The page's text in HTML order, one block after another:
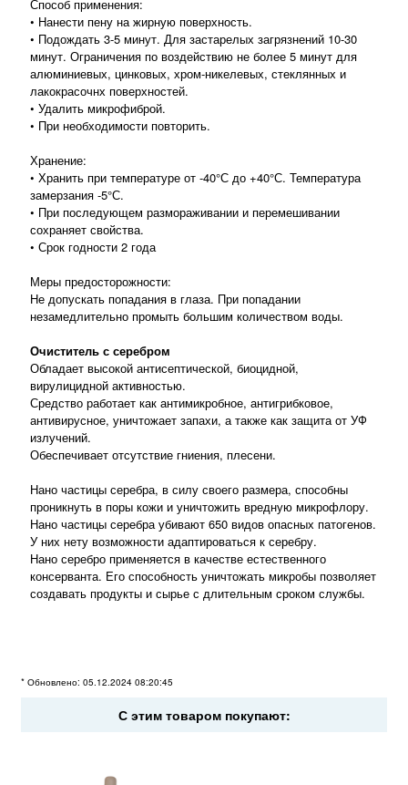
Способ применения:
• Нанести пену на жирную поверхность.
• Подождать 3-5 минут. Для застарелых загрязнений 10-30
минут. Ограничения по воздействию не более 5 минут для
алюминиевых, цинковых, хром-никелевых, стеклянных и
лакокрасочнх поверхностей.
• Удалить микрофиброй.
• При необходимости повторить.
Хранение:
• Хранить при температуре от -40°С до +40°С. Температура
замерзания -5°С.
• При последующем размораживании и перемешивании
сохраняет свойства.
• Срок годности 2 года
Меры предосторожности:
Не допускать попадания в глаза. При попадании
незамедлительно промыть большим количеством воды.
Очиститель с серебром
Обладает высокой антисептической, биоцидной,
вирулицидной активностью.
Средство работает как антимикробное, антигрибковое,
антивирусное, уничтожает запахи, а также как защита от УФ
излучений.
Обеспечивает отсутствие гниения, плесени.
Нано частицы серебра, в силу своего размера, способны
проникнуть в поры кожи и уничтожить вредную микрофлору.
Нано частицы серебра убивают 650 видов опасных патогенов.
У них нету возможности адаптироваться к серебру.
Нано серебро применяется в качестве естественного
консерванта. Его способность уничтожать микробы позволяет
создавать продукты и сырье с длительным сроком службы.
* Обновлено: 05.12.2024 08:20:45
С этим товаром покупают: